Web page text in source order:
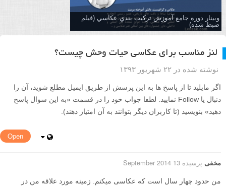
وبینار دوره جامع آموزش تركيب بندي عكاسي (فیلم
ضبط شده)
لنز مناسب برای عکاسی حیات وحش چیست؟
نوشته شده در ۲۲ شهریور ۱۳۹۳
اگر مایلید تا از پاسخ ها به این پرسش از طریق ایمیل مطلع شوید، آن را
دنبال یا Follow نمایید. لطفا جواب خود را در قسمت «به این سوال پاسخ
دهید» بنویسید (تا کاربران دیگر بتوانند به آن امتیاز دهند).
Open
مخفی پرسیده 13 September 2014
من حدود چهار سال است که عکاسی میکنم. زمینه مورد علاقه من در